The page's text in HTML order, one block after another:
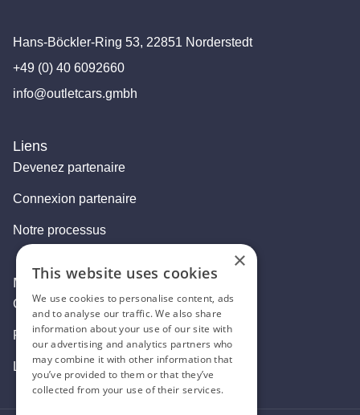
Hans-Böckler-Ring 53, 22851 Norderstedt
+49 (0) 40 6092660
info@outletcars.gmbh
Liens
Devenez partenaire
Connexion partenaire
Notre processus
Mentions légales
Contact
Privacy Policy
Legal Notice
×
This website uses cookies
We use cookies to personalise content, ads
and to analyse our traffic. We also share
information about your use of our site with
our advertising and analytics partners who
may combine it with other information that
you’ve provided to them or that they’ve
collected from your use of their services.